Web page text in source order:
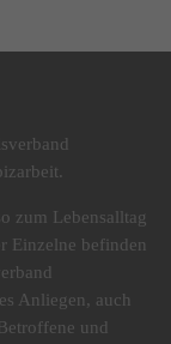
zum Lebensalltag
Einzelne befinden
Anliegen, auch
und